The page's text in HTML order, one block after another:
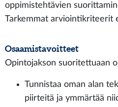
oppimistehtävien
Tarkemmat arviointikriteerit
Osaamistavoitteet
Opintojakson suoritettuaan
Tunnistaa oman alan
piirteitä ja ymmärtää